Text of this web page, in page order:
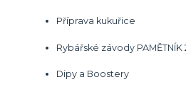
Příprava kukuřice
Rybářské závody PAMĚTNÍK
Dipy a Boostery